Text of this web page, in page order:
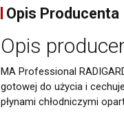
Opis Producenta
Opis
MA Professional
gotowej do użycia i
płynami chłodniczymi
Gdzie
siedzibą w Sosnowcu
pouczeniem
z art. 13 ogólnego
informuję, iż:
administratorem
Pani/Pana dane
ochronie danych
Odbiorcami Pani/